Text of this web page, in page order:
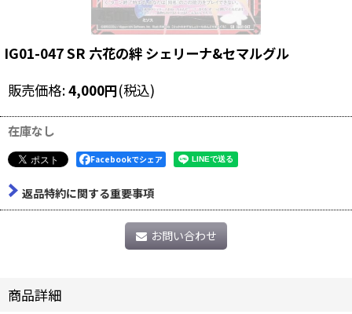
IG01-047 SR 六花の絆 シェリーナ&セマルグル
販売価格:4,000円(税込)
在庫なし
Facebookでシェア
返品特約に関する重要事項
お問い合わせ
商品詳細